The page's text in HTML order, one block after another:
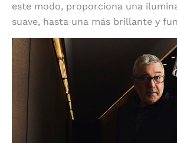
este modo, proporciona una
suave, hasta una más brillante y